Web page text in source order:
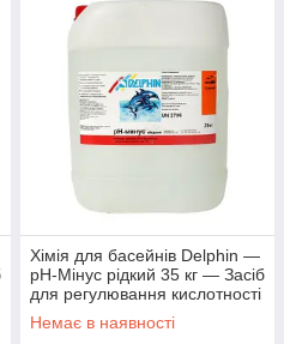
Хімія для басейнів Delphin —
рН-Мінус рідкий 35 кг — Засіб
для регулювання кислотності
води
Немає в наявності